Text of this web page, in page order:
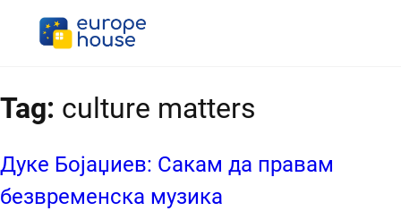
Tag: culture matters
Дуке Бојаџиев: Сакам да правам
безвременска музика